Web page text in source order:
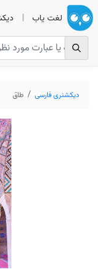
لغت یاب |
دیکشنری فارسی طاق